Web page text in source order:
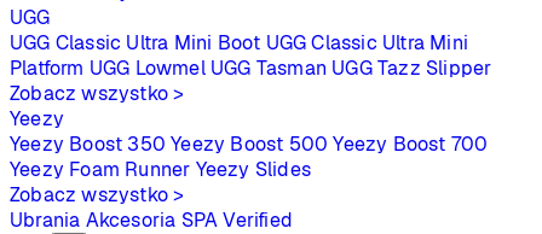
UGG
UGG Classic Ultra Mini Boot UGG Classic Ultra Mini
Platform UGG Lowmel UGG Tasman UGG Tazz Slipper
Zobacz wszystko >
Yeezy
Yeezy Boost 350 Yeezy Boost 500 Yeezy Boost 700
Yeezy Foam Runner Yeezy Slides
Zobacz wszystko >
Ubrania Akcesoria SPAVerified